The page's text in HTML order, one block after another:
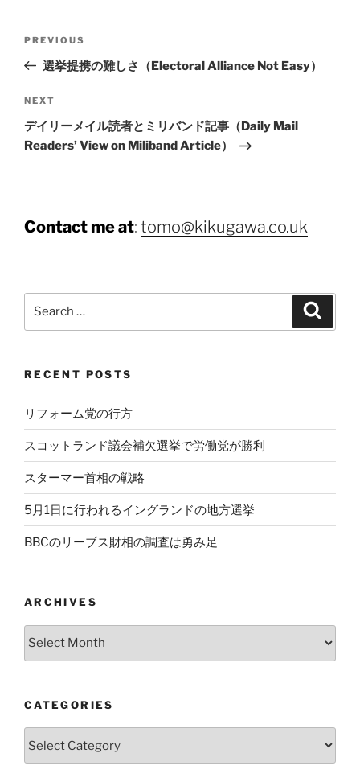
Previous
Post
PREVIOUS
選挙提携の難しさ（Electoral Alliance Not Easy）
Next
Post
NEXT
デイリーメイル読者とミリバンド記事（Daily Mail
Readers’ View on Miliband Article）
Contact me at: tomo@kikugawa.co.uk
RECENT POSTS
リフォーム党の行方
スコットランド議会補欠選挙で労働党が勝利
スターマー首相の戦略
5月1日に行われるイングランドの地方選挙
BBCのリーブス財相の調査は勇み足
ARCHIVES
Archives
CATEGORIES